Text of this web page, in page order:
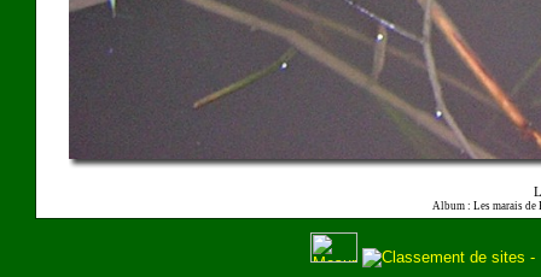
Album : Les marais de